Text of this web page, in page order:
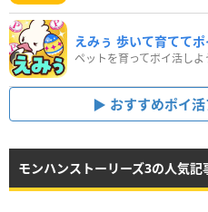
えみぅ 歩いて育てて
おすすめポイ
モンハンストーリーズ3の人気記